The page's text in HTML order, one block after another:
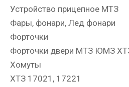
Устройство прицепное МТЗ
Фары, фонари, Лед фонари
Форточки
Форточки двери МТЗ ЮМЗ
Хомуты
ХТЗ 17021, 17221